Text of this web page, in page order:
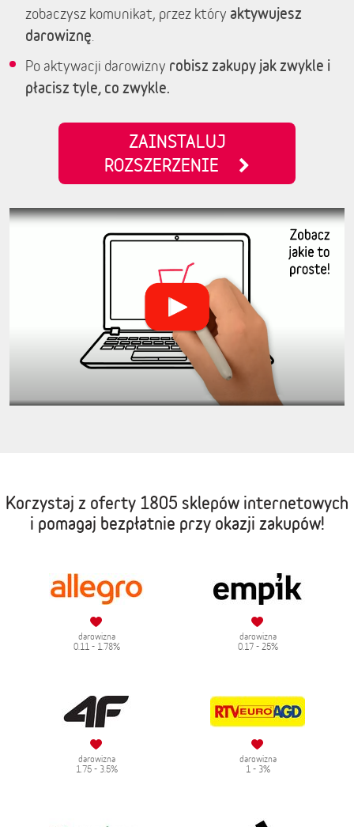
zobaczysz komunikat, przez który aktywujesz
darowiznę
Po aktywacji darowizny robisz zakupy jak zwykle i
płacisz tyle, co zwykle.
ZAINSTALUJ
ROZSZERZENIE
Korzystaj z oferty 1805 sklepów internetowych
i pomagaj bezpłatnie przy okazji zakupów!
darowizna
0.11 - 1.78%
darowizna
0.17 - 25%
darowizna
1.75 - 3.5%
darowizna
1 - 3%